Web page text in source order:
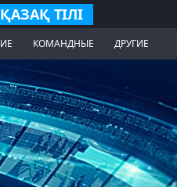
ҚАЗАҚ ТІЛІ
КОМАНДНЫЕ ДРУГИЕ